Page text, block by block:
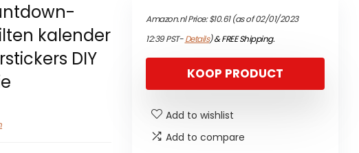
kalender
DIY
Amazon.nl Price:$10.61(as of 02/01/2023
12:39 PST-Details)&FREE Shipping.
KOOP PRODUCT
Add to wishlist
Add to compare